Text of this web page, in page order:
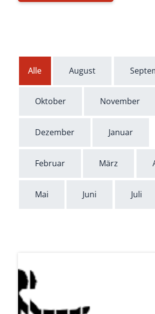
Alle August
Oktober November
Dezember Januar
Februar März
Mai Juni Juli